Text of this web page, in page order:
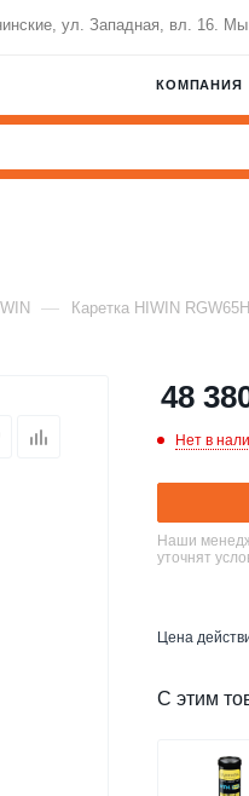
ул. Западная, вл. 16.
КОМПАНИЯ
— Каретка HIWIN
48
Нет в
Наши
уточнят
Цена
С этим